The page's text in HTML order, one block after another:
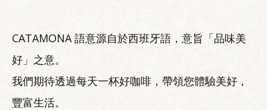
CATAMONA 語意源自於西班牙語，意旨「品味美
好」之意。
我們期待透過每天一杯好咖啡，帶領您體驗美好，
豐富生活。